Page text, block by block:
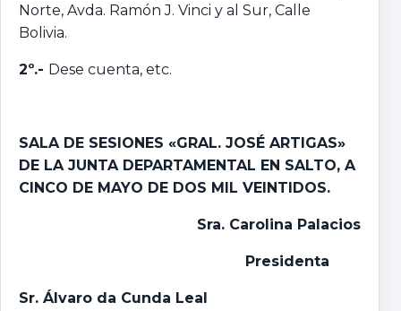
Norte, Avda. Ramón J. Vinci y al Sur, Calle
Bolivia.
2º.- Dese cuenta, etc.
SALA DE SESIONES «GRAL. JOSÉ ARTIGAS»
DE LA JUNTA DEPARTAMENTAL EN SALTO, A
CINCO DE MAYO DE DOS MIL VEINTIDOS.
Sra. Carolina Palacios
Presidenta
Sr. Álvaro da Cunda Leal